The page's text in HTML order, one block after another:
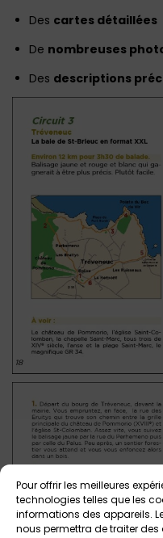
Pour offrir les meilleures
technologies telles que les
informations des appareils.
nous permettra de traiter
Des cartes détaillées
De nombreuses
Des descriptions